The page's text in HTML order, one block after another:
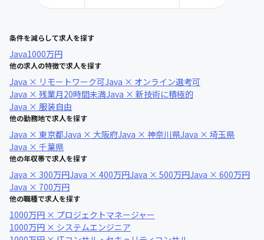
条件を減らして求人を探す
Java1000万円
他の求人の特徴で求人を探す
Java × リモートワーク可Java × オンライン選考可
Java × 残業月20時間未満Java × 新技術に積極的
Java × 服装自由
他の勤務地で求人を探す
Java × 東京都Java × 大阪府Java × 神奈川県Java × 埼玉県
Java × 千葉県
他の年収帯で求人を探す
Java × 300万円Java × 400万円Java × 500万円Java × 600万円
Java × 700万円
他の職種で求人を探す
1000万円 × プロジェクトマネージャー
1000万円 × システムエンジニア